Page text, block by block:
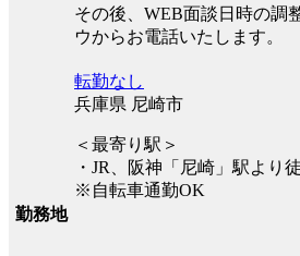
その後、WEB面談日時の調
ウからお電話いたします。
勤務地
転勤なし
兵庫県 尼崎市
＜最寄り駅＞
・JR、阪神「尼崎」駅より
※自転車通勤OK